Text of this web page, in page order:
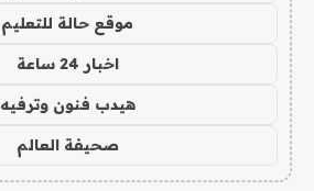
موقع حالة للتعليم
اخبار 24 ساعة
هيدب فنون وترفيه
صحيفة العالم